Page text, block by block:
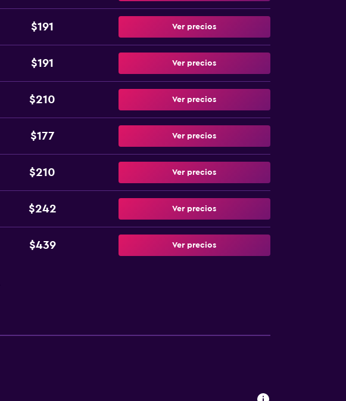
$191 Ver precios
$191 Ver precios
$210 Ver precios
$177 Ver precios
$210 Ver precios
$242 Ver precios
$439 Ver precios